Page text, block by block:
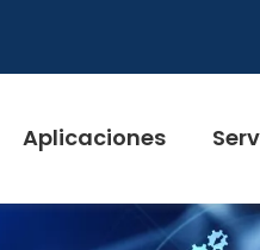
Aplicaciones